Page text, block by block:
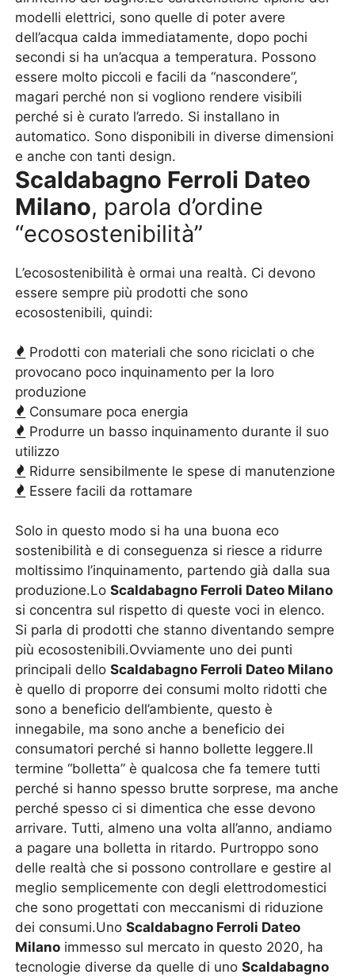
modelli elettrici, sono quelle di poter avere
dell’acqua calda immediatamente, dopo pochi
secondi si ha un’acqua a temperatura. Possono
essere molto piccoli e facili da “nascondere”,
magari perché non si vogliono rendere visibili
perché si è curato l’arredo. Si installano in
automatico. Sono disponibili in diverse dimensioni
e anche con tanti design.
Scaldabagno Ferroli Dateo
Milano, parola d’ordine
“ecosostenibilità”
L’ecosostenibilità è ormai una realtà. Ci devono
essere sempre più prodotti che sono
ecosostenibili, quindi:
Prodotti con materiali che sono riciclati o che
provocano poco inquinamento per la loro
produzione
Consumare poca energia
Produrre un basso inquinamento durante il suo
utilizzo
Ridurre sensibilmente le spese di manutenzione
Essere facili da rottamare
Solo in questo modo si ha una buona eco
sostenibilità e di conseguenza si riesce a ridurre
moltissimo l’inquinamento, partendo già dalla sua
produzione.LoScaldabagno Ferroli Dateo Milano
si concentra sul rispetto di queste voci in elenco.
Si parla di prodotti che stanno diventando sempre
più ecosostenibili.Ovviamente uno dei punti
principali delloScaldabagno Ferroli Dateo Milano
è quello di proporre dei consumi molto ridotti che
sono a beneficio dell’ambiente, questo è
innegabile, ma sono anche a beneficio dei
consumatori perché si hanno bollette leggere.Il
termine “bolletta” è qualcosa che fa temere tutti
perché si hanno spesso brutte sorprese, ma anche
perché spesso ci si dimentica che esse devono
arrivare. Tutti, almeno una volta all’anno, andiamo
a pagare una bolletta in ritardo. Purtroppo sono
delle realtà che si possono controllare e gestire al
meglio semplicemente con degli elettrodomestici
che sono progettati con meccanismi di riduzione
dei consumi.UnoScaldabagno Ferroli Dateo
Milano immesso sul mercato in questo 2020, ha
tecnologie diverse da quelle di unoScaldabagno